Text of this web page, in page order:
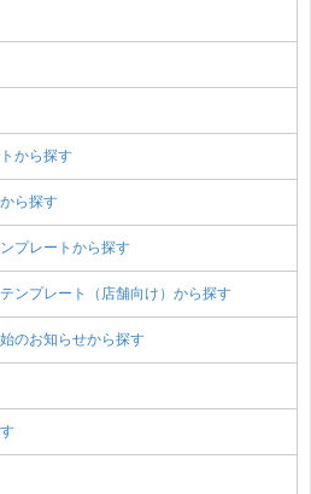
から探す
ら探す
プレートから探す
ンプレート（店舗向け）から探す
のお知らせから探す